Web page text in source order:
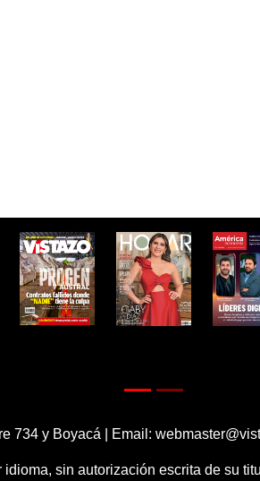
734 y Boyacá | Email:
sin autorización escrita de su